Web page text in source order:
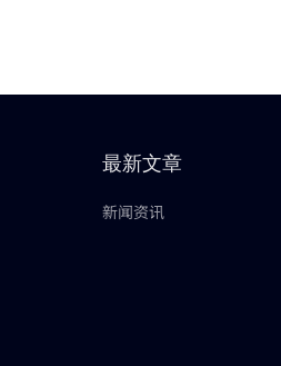
最新文章
新闻资讯